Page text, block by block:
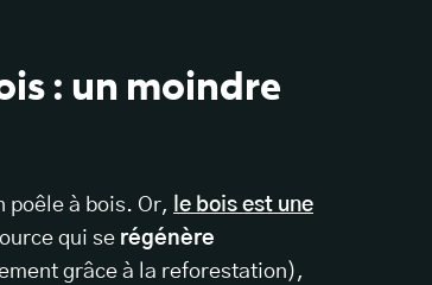
: un moindre
poêle à bois. Or,
le bois est une
qui se régénère
grâce à la reforestation),